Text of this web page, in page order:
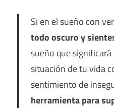
Si en el sueño con
todo oscuro y
sueño que
situación de tu vida
sentimiento de
herramienta para